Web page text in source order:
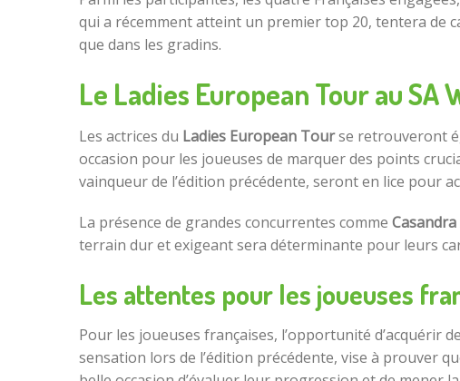
qui a récemment atteint un premier top 20, tentera de
que dans les gradins.
Le Ladies European Tour au SA
Les actrices du Ladies European Tourse retrouveront
occasion pour les joueuses de marquer des points
vainqueur de l’édition précédente, seront en lice pour
La présence de grandes concurrentes comme
terrain dur et exigeant sera déterminante pour leurs
Les attentes pour les joueuses
Pour les joueuses françaises, l’opportunité d’acquérir
sensation lors de l’édition précédente, vise à prouver